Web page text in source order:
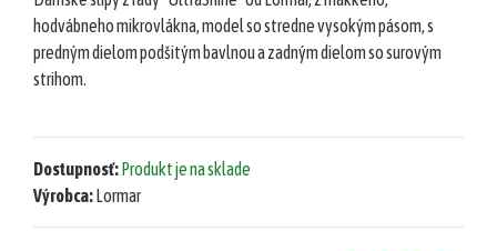
šortky
Teplákové
súpravy/
Svetre/Pulóvre
Topánky
hodvábneho mikrovlákna, model so stredne vysokým pásom, s
predným dielom podšitým bavlnou a zadným dielom so surovým
strihom.
Dostupnosť:Produkt je na sklade
Výrobca:Lormar